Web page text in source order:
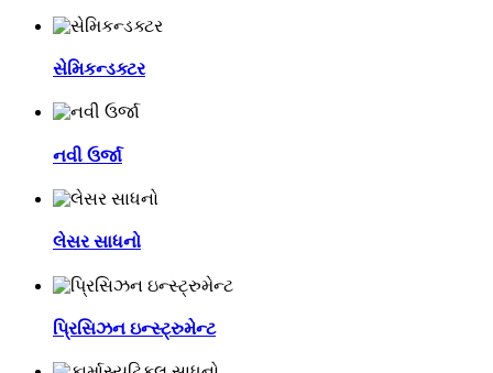
સેમિકન્ડક્ટર
નવી ઉર્જા
લેસર સાધનો
પ્રિસિઝન ઇન્સ્ટ્રુમેન્ટ